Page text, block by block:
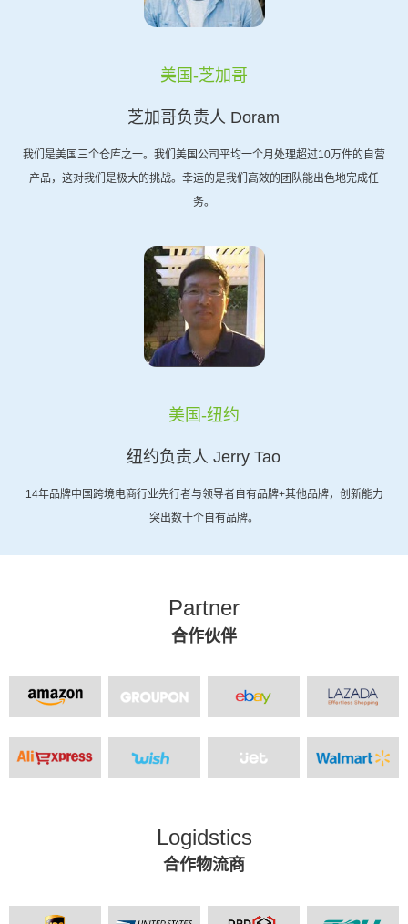
美国-芝加哥
芝加哥负责人 Doram
我们是美国三个仓库之一。我们美国公司平均一个月处理超过10万件的自营
产品，这对我们是极大的挑战。幸运的是我们高效的团队能出色地完成任
务。
美国-纽约
纽约负责人 Jerry Tao
14年品牌中国跨境电商行业先行者与领导者自有品牌+其他品牌，创新能力
突出数十个自有品牌。
Partner
合作伙伴
Logidstics
合作物流商